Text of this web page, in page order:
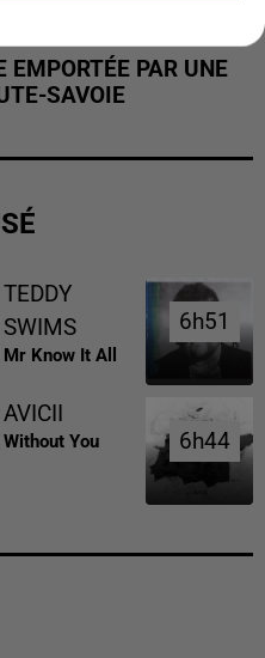
EMPORTÉE PAR UNE
SAVOIE
TEDDY
SWIMS
Mr Know It All
6h51
6h51
AVICII
Without You 6h44
6h44